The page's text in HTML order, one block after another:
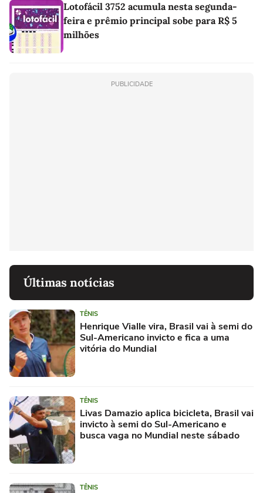
Lotofácil 3752 acumula nesta segunda-
feira e prêmio principal sobe para R$ 5
milhões
PUBLICIDADE
Últimas notícias
TÊNIS
Henrique Vialle vira, Brasil vai à semi do
Sul-Americano invicto e fica a uma
vitória do Mundial
TÊNIS
Livas Damazio aplica bicicleta, Brasil vai
invicto à semi do Sul-Americano e
busca vaga no Mundial neste sábado
TÊNIS